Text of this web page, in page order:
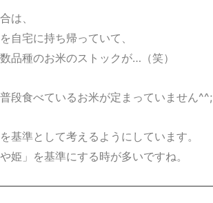
は、
自宅に持ち帰っていて、
品種のお米のストックが…（笑）
段食べているお米が定まっていません^^;
基準として考えるようにしています。
姫」を基準にする時が多いですね。